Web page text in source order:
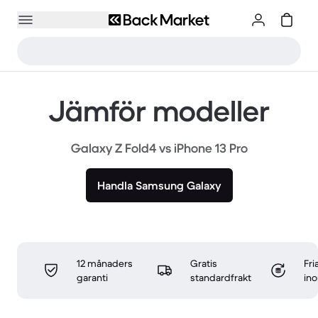
Jämför modeller
Galaxy Z Fold4 vs iPhone 13 Pro
Handla Samsung Galaxy
12 månaders
garanti
Gratis
standardfrakt